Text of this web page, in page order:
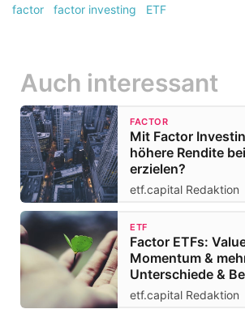
factor factor investing ETF
Auch interessant
FACTOR
Mit Factor
höhere Rendite
erzielen?
etf.capital Redaktion
ETF
Factor ETFs:
Momentum &
Unterschiede &
etf.capital Redaktion